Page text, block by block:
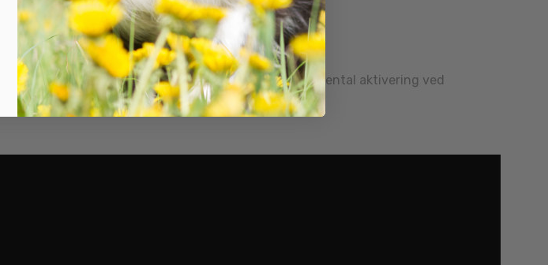
perfekt til hunde, der har brug for både fysisk og mental aktivering ved